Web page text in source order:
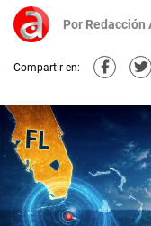
Por Redacción
Compartir en: